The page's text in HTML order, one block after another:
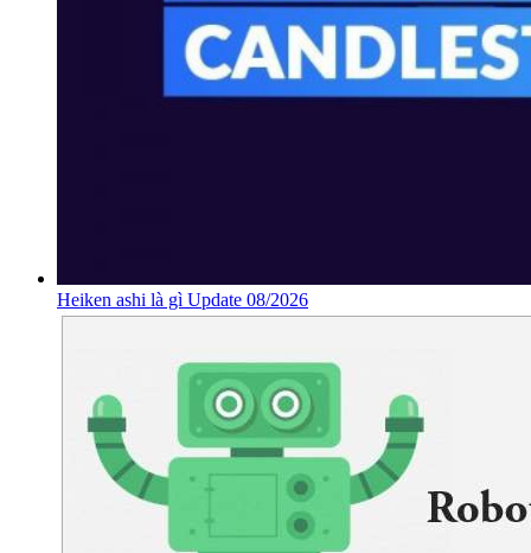
Heiken ashi là gì Update 08/2026